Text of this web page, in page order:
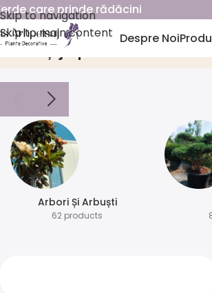
Skip to navigation
Skip to main content
care prinde rădăcini
Despre Noi
cireș japonez
Arbori Și Arbuști
62 products